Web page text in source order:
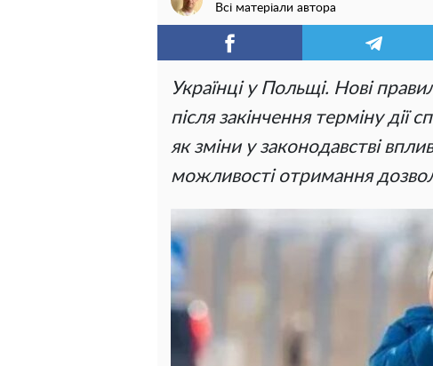
Всі матеріали автора
Українці у Польщі. Нові
після закінчення терміну дії
як зміни у законодавстві
можливості отримання